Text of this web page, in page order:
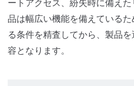
品は幅広い機能を備えている
る条件を精査してから、製品
容となります。